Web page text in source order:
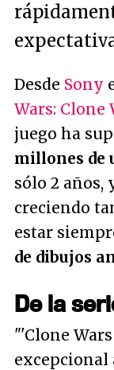
Desde Sony
Wars: Clone
juego ha
millones de
sólo 2 años,
creciendo
estar
de dibujos
De la
"'Clone
excepcional